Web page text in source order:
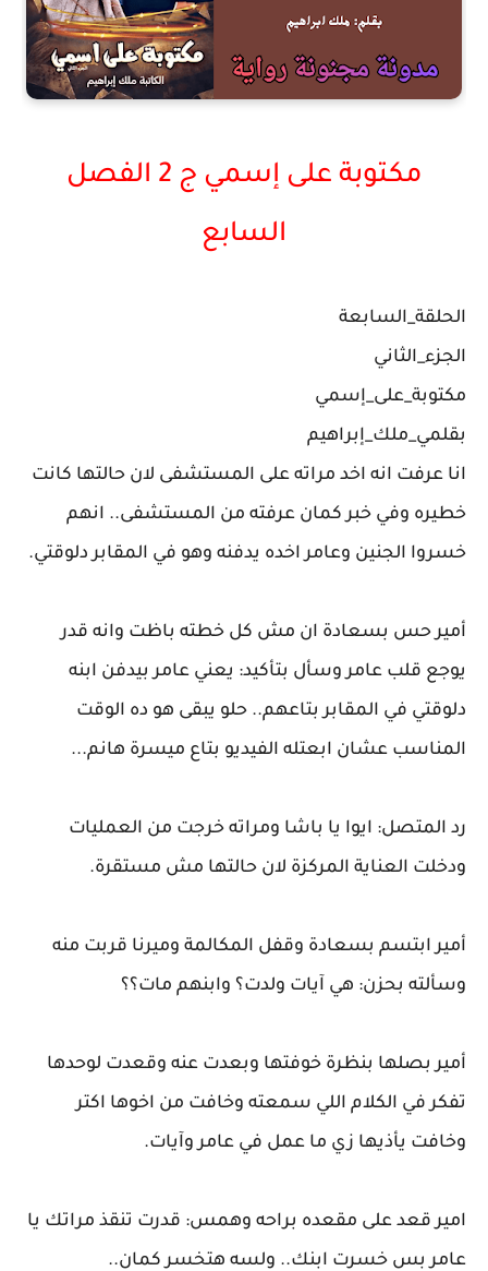
مكتوبة على إسمي ج 2 الفصل
السابع
الحلقة_السابعة
الجزء_الثاني
مكتوبة_على_إسمي
بقلمي_ملك_إبراهيم
انا عرفت انه اخد مراته على المستشفى لان حالتها كانت
خطيره وفي خبر كمان عرفته من المستشفى.. انهم
خسروا الجنين وعامر اخده يدفنه وهو في المقابر دلوقتي.
أمير حس بسعادة ان مش كل خطته باظت وانه قدر
يوجع قلب عامر وسأل بتأكيد: يعني عامر بيدفن ابنه
دلوقتي في المقابر بتاعهم.. حلو يبقى هو ده الوقت
المناسب عشان ابعتله الفيديو بتاع ميسرة هانم...
رد المتصل: ايوا يا باشا ومراته خرجت من العمليات
ودخلت العناية المركزة لان حالتها مش مستقرة.
أمير ابتسم بسعادة وقفل المكالمة وميرنا قربت منه
وسألته بحزن: هي آيات ولدت؟ وابنهم مات؟؟
أمير بصلها بنظرة خوفتها وبعدت عنه وقعدت لوحدها
تفكر في الكلام اللي سمعته وخافت من اخوها اكتر
وخافت يأذيها زي ما عمل في عامر وآيات.
امير قعد على مقعده براحه وهمس: قدرت تنقذ مراتك يا
عامر بس خسرت ابنك.. ولسه هتخسر كمان..